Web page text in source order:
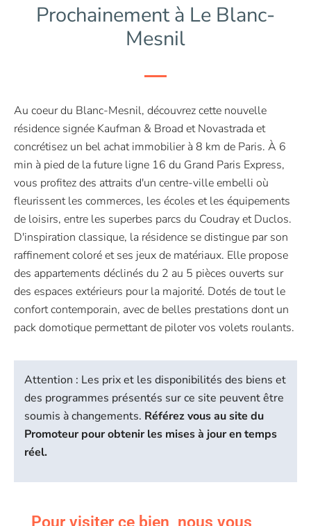
Prochainement à Le Blanc-
Mesnil
Au coeur du Blanc-Mesnil, découvrez cette nouvelle
résidence signée Kaufman & Broad et Novastrada et
concrétisez un bel achat immobilier à 8 km de Paris. À 6
min à pied de la future ligne 16 du Grand Paris Express,
vous profitez des attraits d'un centre-ville embelli où
fleurissent les commerces, les écoles et les équipements
de loisirs, entre les superbes parcs du Coudray et Duclos.
D'inspiration classique, la résidence se distingue par son
raffinement coloré et ses jeux de matériaux. Elle propose
des appartements déclinés du 2 au 5 pièces ouverts sur
des espaces extérieurs pour la majorité. Dotés de tout le
confort contemporain, avec de belles prestations dont un
pack domotique permettant de piloter vos volets roulants.
Attention : Les prix et les disponibilités des biens et
des programmes présentés sur ce site peuvent être
soumis à changements. Référez vous au site du
Promoteur pour obtenir les mises à jour en temps
réel.
Pour visiter ce bien nous vous